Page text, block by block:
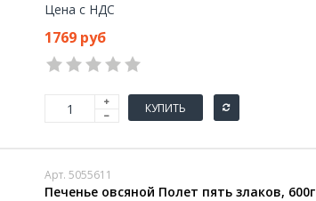
Цена с НДС
1769 руб
КУПИТЬ
Арт. 5055611
Печенье овсяной Полет пять злаков, 600г